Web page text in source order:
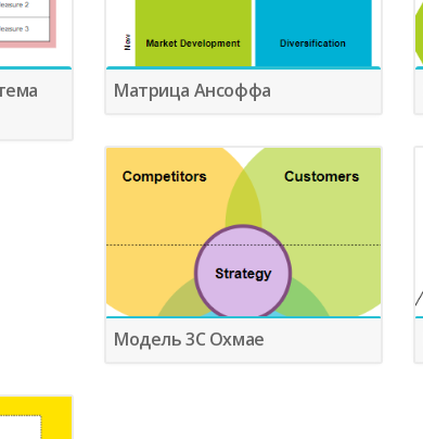
Матрица Ансоффа
Модель 3С Охмае